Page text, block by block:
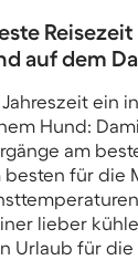
auf dem
ein
Hund:
am
besten für die
lieber
Urlaub für die